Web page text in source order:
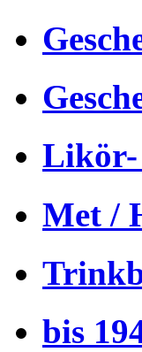
Likör-
Met /
bis